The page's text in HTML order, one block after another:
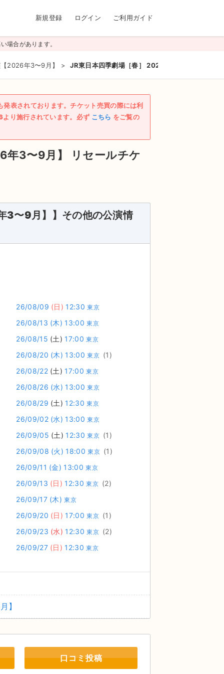
新規登録 ログイン ご利用ガイド
場合があります。
2026年3〜9月】 > JR東日本四季劇場［春］ 2026/07/19(日)
表されております。チケット売買の際には利
り施行されています。必ず こちら をご覧の
年3〜9月】
リセールチケ
3〜9月】】その他の公演情
26/08/09 (日) 12:30 東京
26/08/13 (木) 13:00 東京
26/08/15 (土) 17:00 東京
26/08/20 (木) 13:00 東京 (1)
26/08/22 (土) 17:00 東京
26/08/26 (水) 13:00 東京
26/08/29 (土) 12:30 東京
26/09/02 (水) 13:00 東京
26/09/05 (土) 12:30 東京 (1)
26/09/08 (火) 18:00 東京 (1)
26/09/11 (金) 13:00 東京
26/09/13 (日) 12:30 東京 (2)
26/09/17 (木) 東京
26/09/20 (日) 17:00 東京 (1)
26/09/23 (水) 12:30 東京 (2)
26/09/27 (日) 12:30 東京
】
口コミ投稿